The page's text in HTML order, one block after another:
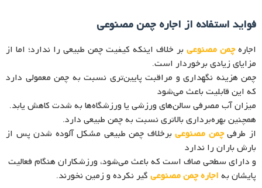
فواید استفاده از اجاره چمن مصنوعی
اجارهچمن مصنوعی بر خلاف اینکه کیفیت چمن طبیعی را ندارد؛ اما از
مزایای زیادی برخوردار است.
چمن هزینه نگهداری و مراقبت پایین‌تری نسبت به چمن معمولی دارد
که این قابلیت باعث می‌شود
میزان آب مصرفی سالن‌های ورزشی یا ورزشگاه‌ها به شدت کاهش یابد.
همچنین بهره‌برداری بالاتری نسبت به چمن طبیعی دارد.
از طرفیچمن مصنوعیبرخلاف چمن طبیعی مشکل آلوده شدن پس از
بارش باران را ندارد
و دارای سطحی صاف است که باعث می‌شود، ورزشکاران هنگام فعالیت
پا‌یشان به اجاره چمن مصنوعی گیر نکرده و زمین نخورند.